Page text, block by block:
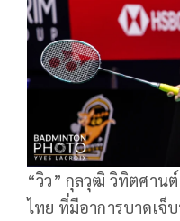
“วิว” กุลวุฒิ วิทิตศาน
ไทย ที่มีอาการบาดเจ็